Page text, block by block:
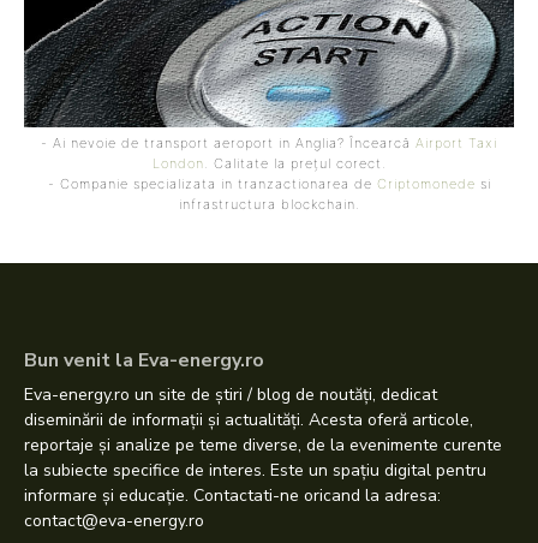
- Ai nevoie de transport aeroport in Anglia? Încearcă Airport Taxi
London . Calitate la prețul corect.
- Companie specializata in tranzactionarea de Criptomonede si
infrastructura blockchain.
Bun venit la Eva-energy.ro
Eva-energy.ro un site de știri / blog de noutăți, dedicat
diseminării de informații și actualități. Acesta oferă articole,
reportaje și analize pe teme diverse, de la evenimente curente
la subiecte specifice de interes. Este un spațiu digital pentru
informare și educație. Contactati-ne oricand la adresa:
contact@eva-energy.ro